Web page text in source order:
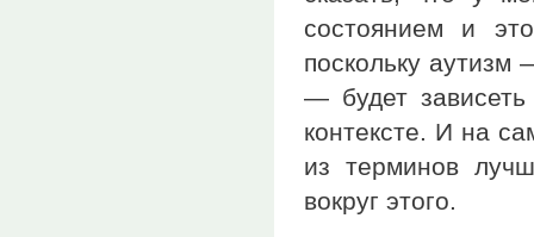
состоянием и
поскольку аутизм
— будет
контексте. И на
из терминов
вокруг этого.